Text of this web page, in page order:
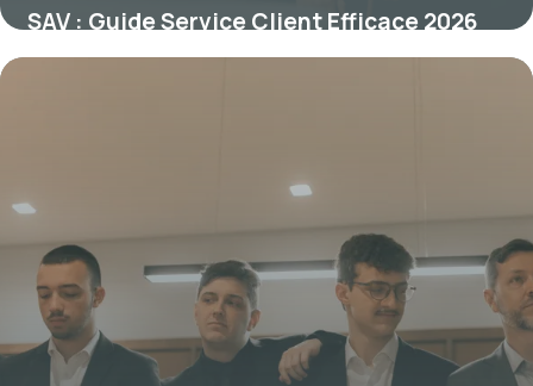
SAV : Guide Service Client Efficace 2026
26 mai 2026